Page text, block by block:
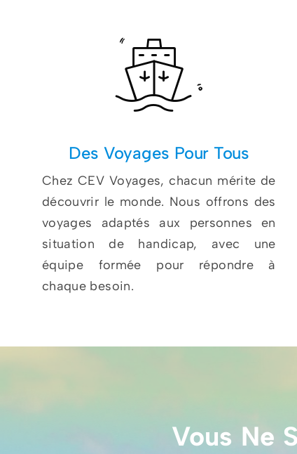
Des Voyages Pour Tous
Chez CEV Voyages, chacun mérite de
découvrir le monde. Nous offrons des
voyages adaptés aux personnes en
situation de handicap, avec une
équipe formée pour répondre à
chaque besoin.
Vous Ne